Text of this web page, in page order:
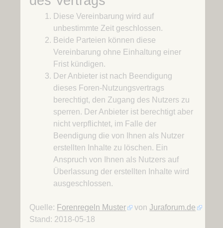
Diese Vereinbarung wird auf
unbestimmte Zeit geschlossen.
Beide Parteien können diese
Vereinbarung ohne Einhaltung einer
Frist kündigen.
Der Anbieter ist nach Beendigung
dieses Foren-Nutzungsvertrags
berechtigt, den Zugang des Nutzers zu
sperren. Der Anbieter ist berechtigt aber
nicht verpflichtet, im Falle der
Beendigung die von Ihnen als Nutzer
erstellten Inhalte zu löschen. Ein
Anspruch von Ihnen als Nutzers auf
Überlassung der erstellten Inhalte wird
ausgeschlossen.
Quelle: Forenregeln Muster vonJuraforum.de
Stand: 2018-05-18